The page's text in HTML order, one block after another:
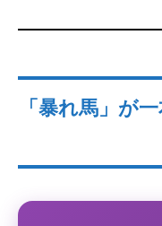
「暴れ馬」が